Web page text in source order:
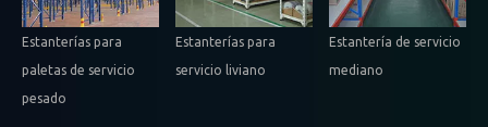
Estanterías para
paletas de servicio
pesado
Estanterías para
servicio liviano
Estantería de servicio
mediano